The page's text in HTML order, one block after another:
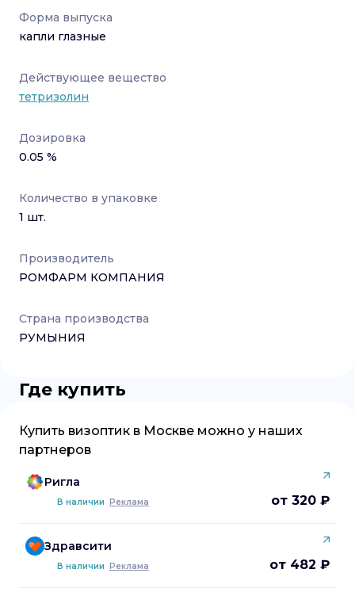
Форма выпуска
капли глазные
Действующее вещество
тетризолин
Дозировка
0.05 %
Количество в упаковке
1 шт.
Производитель
РОМФАРМ КОМПАНИЯ
Страна производства
РУМЫНИЯ
Где купить
Купить визоптик в Москве можно у наших
партнеров
Ригла
от 320 ₽
В наличии Реклама
Здравсити
от 482 ₽
В наличии Реклама